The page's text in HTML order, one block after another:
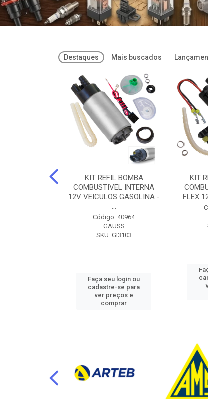
Destaques Mais buscados
KIT REFIL BOMBA
COMBUSTIVEL INTERNA
12V VEICULOS GASOLINA -
...
Código: 40964
GAUSS
SKU: GI3103
Faça seu login ou
cadastre-se para
ver preços e
comprar
KIT
FLEX